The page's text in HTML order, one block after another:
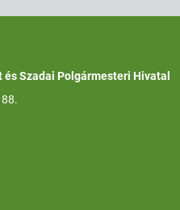
Szadai Polgármesteri Hivatal